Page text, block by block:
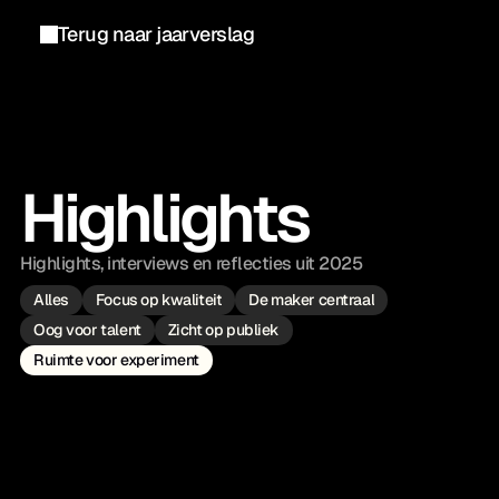
Highlights
Highlights, interviews en reflecties uit 2025
Alles Focus op kwaliteit
De maker centraal
Oog voor talent
Zicht op publiek
Ruimte voor experiment
Terug naar jaarverslag